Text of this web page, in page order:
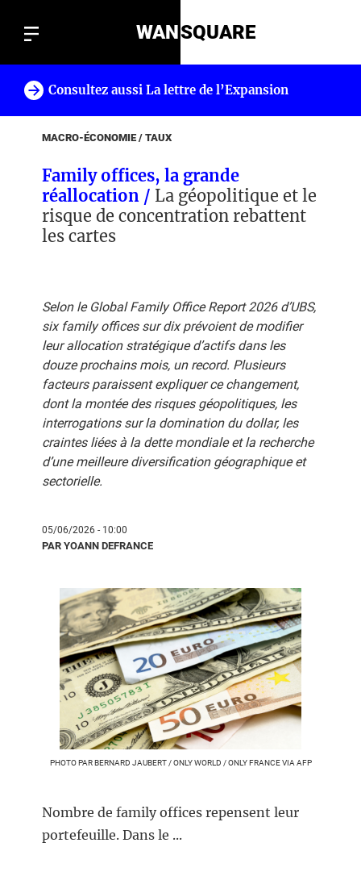
WANSQUARE
Consultez aussi La lettre de l’Expansion
MACRO-ÉCONOMIE / TAUX
Family offices, la grande
réallocation / La géopolitique et le
risque de concentration rebattent
les cartes
Selon le Global Family Office Report 2026 d’UBS,
six family offices sur dix prévoient de modifier
leur allocation stratégique d’actifs dans les
douze prochains mois, un record. Plusieurs
facteurs paraissent expliquer ce changement,
dont la montée des risques géopolitiques, les
interrogations sur la domination du dollar, les
craintes liées à la dette mondiale et la recherche
d’une meilleure diversification géographique et
sectorielle.
05/06/2026 - 10:00
PAR YOANN DEFRANCE
PHOTO PAR BERNARD JAUBERT / ONLY WORLD / ONLY FRANCE VIA AFP
Nombre de family offices repensent leur
portefeuille. Dans le ...